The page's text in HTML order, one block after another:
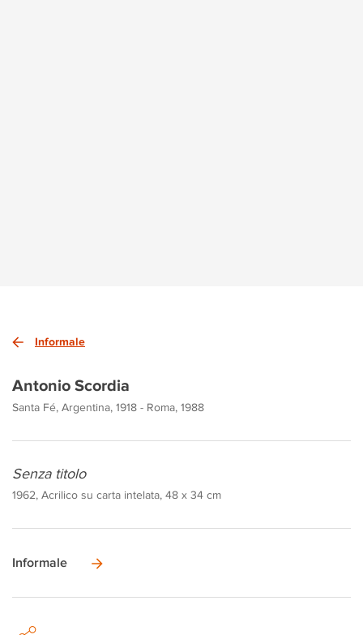
Informale
Antonio Scordia
Santa Fé, Argentina, 1918 - Roma, 1988
Senza titolo
1962, Acrilico su carta intelata, 48 x 34 cm
Informale